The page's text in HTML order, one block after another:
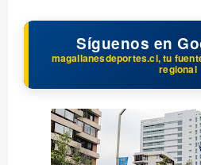
Síguenos en
magallanesdeportes.cl, tu
regional